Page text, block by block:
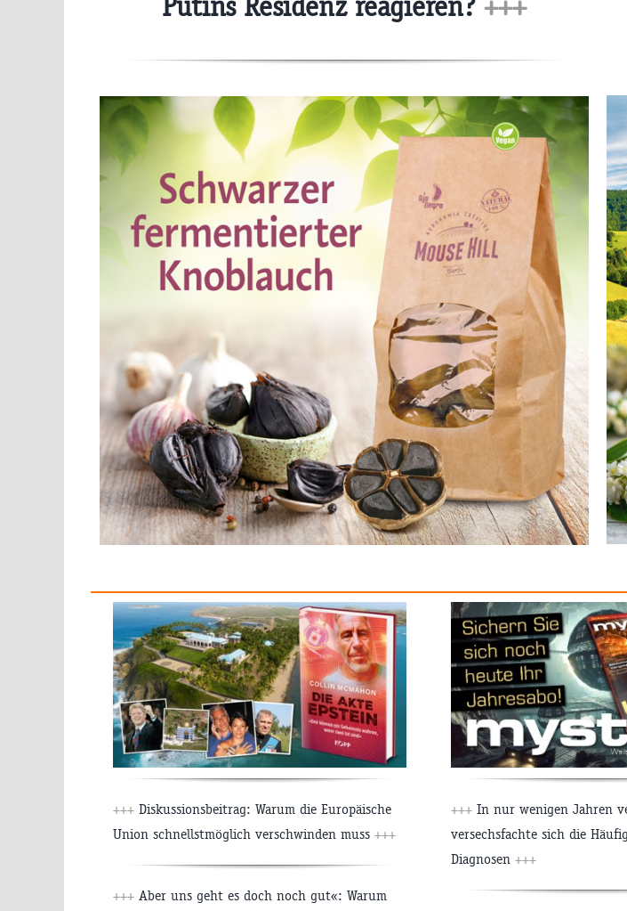
+++ Diskussionsbeitrag: Warum die Europäische
Union schnellstmöglich verschwinden muss +++
+++ Aber uns geht es doch noch gut«: Warum
+++ In nur wenigen Jahren
versechsfachte sich die
Diagnosen +++